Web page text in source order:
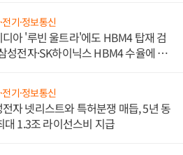
전기·정보통신
아 '루빈 울트라'에도 HBM4 탑재 검
성전자·SK하이닉스 HBM4 수율에 주
전기·정보통신
자 넷리스트와 특허분쟁 매듭, 5년 동
대 1.3조 라이선스비 지급